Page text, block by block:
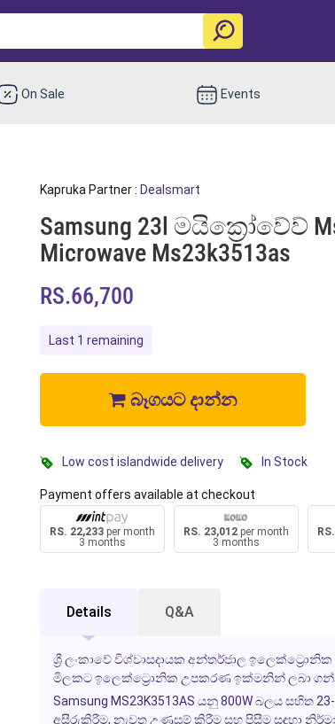
On Sale Events
Kapruka Partner : Dealsmart
Samsung 23l මයික්‍රෝවේව්
Microwave Ms23k3513as
RS.66,700
Last 1 remaining
බෑගයට දාන්න
Low cost islandwide delivery In Stock
Payment offers available at checkout
RS. 22,233per month
3 months
RS. 23,012per month
3 months
Details Q&A
ශ්‍රී ලංකාවේ විශ්වාසදායක අන්තර්ජාල
මිලකට ඉලෙක්ට්‍රොනික උපකරණ ඉක්මනින් ලබා
Samsung MS23K3513AS යනු 800W බලය
අසීරුකිරීම, නැවත උණුසුම් කිරීම සහ පිසීම සඳහා